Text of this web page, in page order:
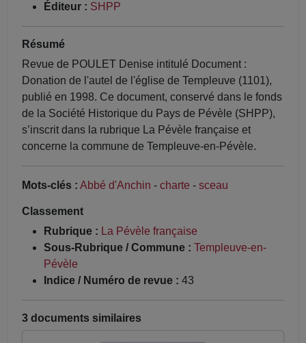
Éditeur : SHPP
Résumé
Revue de POULET Denise intitulé Document :
Donation de l'autel de l'église de Templeuve (1101),
publié en 1998. Ce document, conservé dans le fonds
de la Société Historique du Pays de Pévèle (SHPP),
s’inscrit dans la rubrique La Pévèle française et
concerne la commune de Templeuve-en-Pévèle.
Mots-clés : Abbé d'Anchin - charte - sceau
Classement
Rubrique : La Pévèle française
Sous-Rubrique / Commune : Templeuve-en-
Pévèle
Indice / Numéro de revue : 43
3 documents similaires